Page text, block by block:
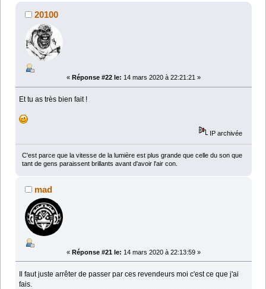
20100
« Réponse #22 le: 14 mars 2020 à 22:21:21 »
Et tu as très bien fait !
IP archivée
C'est parce que la vitesse de la lumière est plus grande que celle du son que
tant de gens paraissent brillants avant d'avoir l'air con.
mad
« Réponse #21 le: 14 mars 2020 à 22:13:59 »
Il faut juste arrêter de passer par ces revendeurs moi c'est ce que j'ai
fais.